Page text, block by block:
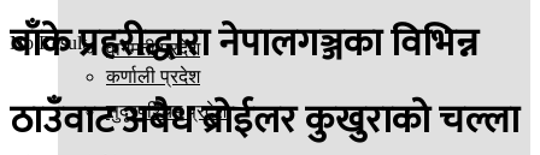
वागमती प्रदेश
सुदूरपश्चिम प्रदेश
कर्णाली प्रदेश
No Result
बाँके प्रहरीद्धारा नेपालगञ्जका विभिन्न
ठाउँवाट अबैध ब्रोईलर कुखुराको चल्ला